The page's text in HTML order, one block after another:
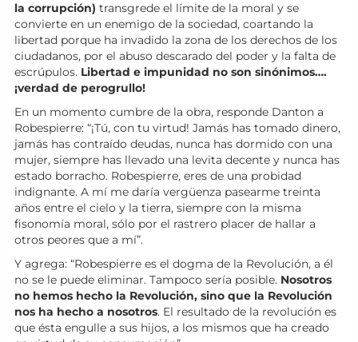
la corrupción) transgrede el límite de la moral y se
convierte en un enemigo de la sociedad, coartando la
libertad porque ha invadido la zona de los derechos de los
ciudadanos, por el abuso descarado del poder y la falta de
escrúpulos. Libertad e impunidad no son sinónimos….
¡verdad de perogrullo!
En un momento cumbre de la obra, responde Danton a
Robespierre: “¡Tú, con tu virtud! Jamás has tomado dinero,
jamás has contraído deudas, nunca has dormido con una
mujer, siempre has llevado una levita decente y nunca has
estado borracho. Robespierre, eres de una probidad
indignante. A mí me daría vergüenza pasearme treinta
años entre el cielo y la tierra, siempre con la misma
fisonomía moral, sólo por el rastrero placer de hallar a
otros peores que a mí”.
Y agrega: “Robespierre es el dogma de la Revolución, a él
no se le puede eliminar. Tampoco sería posible. Nosotros
no hemos hecho la Revolución, sino que la Revolución
nos ha hecho a nosotros. El resultado de la revolución es
que ésta engulle a sus hijos, a los mismos que ha creado